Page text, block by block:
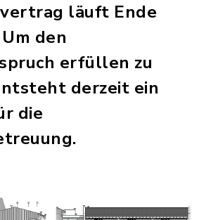
läuft Ende
den
erfüllen zu
derzeit ein
die